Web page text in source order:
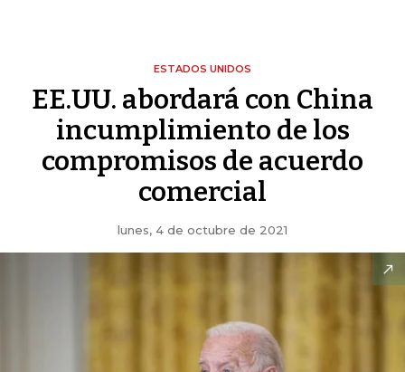
ESTADOS UNIDOS
EE.UU. abordará con China
incumplimiento de los
compromisos de acuerdo
comercial
lunes, 4 de octubre de 2021